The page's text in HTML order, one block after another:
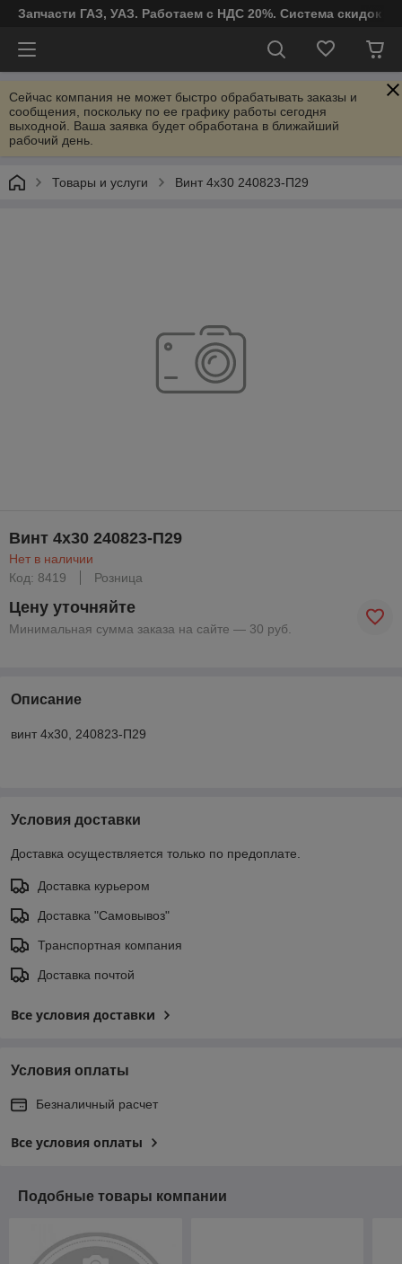
Запчасти ГАЗ, УАЗ. Работаем с НДС 20%. Система скидок
Сейчас компания не может быстро обрабатывать заказы и
сообщения, поскольку по ее графику работы сегодня
выходной. Ваша заявка будет обработана в ближайший
рабочий день.
Товары и услуги Винт 4х30 240823-П29
Винт 4х30 240823-П29
Нет в наличии
Код: 8419
Розница
Цену уточняйте
Минимальная сумма заказа на сайте — 30 руб.
Описание
винт 4х30, 240823-П29
Условия доставки
Доставка осуществляется только по предоплате.
Доставка курьером
Доставка "Самовывоз"
Транспортная компания
Доставка почтой
Все условия доставки
Условия оплаты
Безналичный расчет
Все условия оплаты
Подобные товары компании